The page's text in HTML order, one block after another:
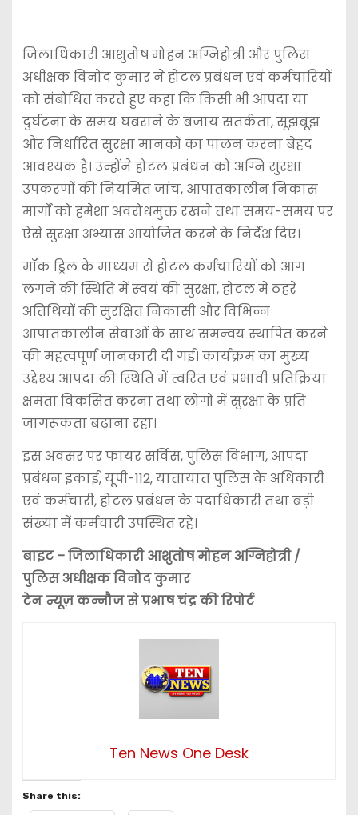
जिलाधिकारी आशुतोष मोहन अग्निहोत्री और पुलिस
अधीक्षक विनोद कुमार ने होटल प्रबंधन एवं कर्मचारियों
को संबोधित करते हुए कहा कि किसी भी आपदा या
दुर्घटना के समय घबराने के बजाय सतर्कता, सूझबूझ
और निर्धारित सुरक्षा मानकों का पालन करना बेहद
आवश्यक है। उन्होंने होटल प्रबंधन को अग्नि सुरक्षा
उपकरणों की नियमित जांच, आपातकालीन निकास
मार्गों को हमेशा अवरोधमुक्त रखने तथा समय-समय पर
ऐसे सुरक्षा अभ्यास आयोजित करने के निर्देश दिए।
मॉक ड्रिल के माध्यम से होटल कर्मचारियों को आग
लगने की स्थिति में स्वयं की सुरक्षा, होटल में ठहरे
अतिथियों की सुरक्षित निकासी और विभिन्न
आपातकालीन सेवाओं के साथ समन्वय स्थापित करने
की महत्वपूर्ण जानकारी दी गई। कार्यक्रम का मुख्य
उद्देश्य आपदा की स्थिति में त्वरित एवं प्रभावी प्रतिक्रिया
क्षमता विकसित करना तथा लोगों में सुरक्षा के प्रति
जागरूकता बढ़ाना रहा।
इस अवसर पर फायर सर्विस, पुलिस विभाग, आपदा
प्रबंधन इकाई, यूपी-112, यातायात पुलिस के अधिकारी
एवं कर्मचारी, होटल प्रबंधन के पदाधिकारी तथा बड़ी
संख्या में कर्मचारी उपस्थित रहे।
बाइट – जिलाधिकारी आशुतोष मोहन अग्निहोत्री /
पुलिस अधीक्षक विनोद कुमार
टेन न्यूज़ कन्नौज से प्रभाष चंद्र की रिपोर्ट
Ten News One Desk
Share this: